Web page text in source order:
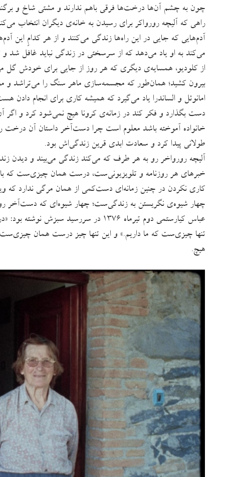
چون به چشم‌ آن‌ها درخت‌ها فرقی باهم ندارند و مشتی شاخ و
راهی که آلیچه رورواکر برای رسیدن به خانه‌ی دیگران انتخاب
آدم‌هایی که جایی در این راه‌ها زندگی می‌کنند و از هر کدامِ این
می‌کند به او یاد می‌دهد که از سرسختی در زندگی نباید غافل شد و
از کلودیو، همسایه‌ی دیگری که هر روز از جایی برای خودش گل
بیرون کشید؛ همان‌طور که مجسمه‌سازی ماهر سنگ را می‌تراشد و
امانوئل و الساندرا یاد می‌گیرد که همیشه کاری برای انجام
دست بگذارد و فکر کند در زمانه‌ی کرونا هیچ نمی‌شود کرد و
خانواده آموخته باشد معلوم است چرا دست‌آخر داستان آن
طولانی پیدا کرد و سعادت ابدی قرین زندگی‌اش بود.
آلیچه رورواخر رو به هر طرف که می‌‌کند زندگی می‌بیند و دیدن
خبرهای هر روزنامه‌ و تلویزیونی‌ست، درست همان چیزی‌ست که
کاری نکردن در چنین زمانه‌ای دست‌کمی از همان مرگی ندارد که
چهار شیوه‌ی نگریستن به زندگی‌ست؛ چهار شیوه‌ای که دست‌آخر
عباس کیارستمی دوم تیرماه ۱۳۷۶ در
تنها چیزی‌ست که ما داریم.» و این تنها چیز درست همان
هیچ.